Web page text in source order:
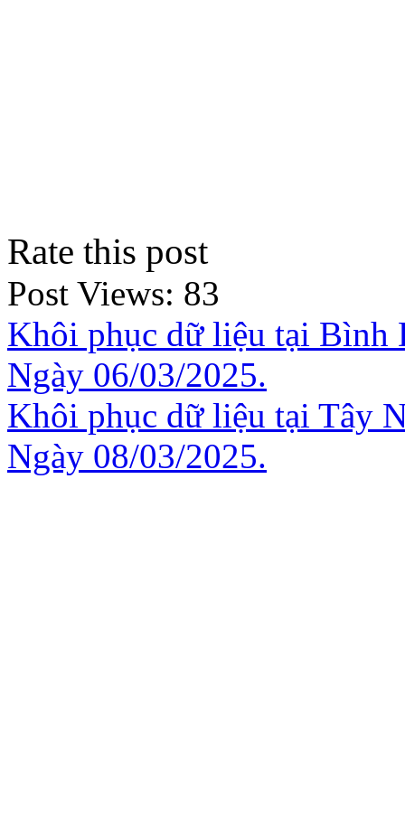
Rate this post
Post Views: 83
Khôi phục dữ liệu tại Bình
Ngày 06/03/2025.
Khôi phục dữ liệu tại Tây
Ngày 08/03/2025.